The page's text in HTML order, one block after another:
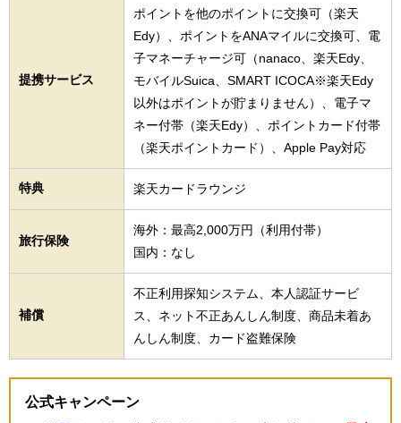
提携サービス
ポイントを他のポイントに交換可（楽天
Edy）、ポイントをANAマイルに交換可、電
子マネーチャージ可（nanaco、楽天Edy、
モバイルSuica、SMART ICOCA※楽天Edy
以外はポイントが貯まりません）、電子マ
ネー付帯（楽天Edy）、ポイントカード付帯
（楽天ポイントカード）、Apple Pay対応
特典 楽天カードラウンジ
旅行保険
海外：最高2,000万円（利用付帯）
国内：なし
補償
不正利用探知システム、本人認証サービ
ス、ネット不正あんしん制度、商品未着あ
んしん制度、カード盗難保険
公式キャンペーン